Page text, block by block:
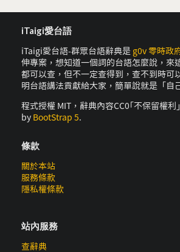
iTaigi愛台語
iTaigi愛台語-群眾台語辭典是 g0v 零時政
伸專案，想知道一個詞的台語怎麼說，來
都可以查，但不一定查得到，查不到時可
明台語講法貢獻給大家，簡單說就是「自
程式授權 MIT，辭典內容CC0｢不保留權
by BootStrap 5.
條款
關於本站
服務條款
隱私權條款
站內服務
查辭典